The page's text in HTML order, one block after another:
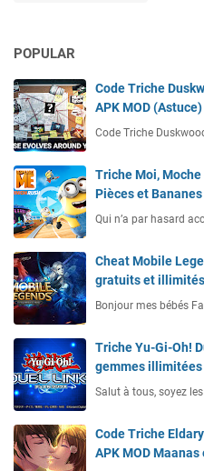
POPULAR
Code Triche
APK MOD (Astuce)
Code Triche
Triche Moi,
Pièces et
Qui n’a par hasard
Cheat Mobile
gratuits et
Bonjour mes bébés
Triche Yu-Gi-Oh!
gemmes
Salut à tous, soyez
Code Triche
APK MOD